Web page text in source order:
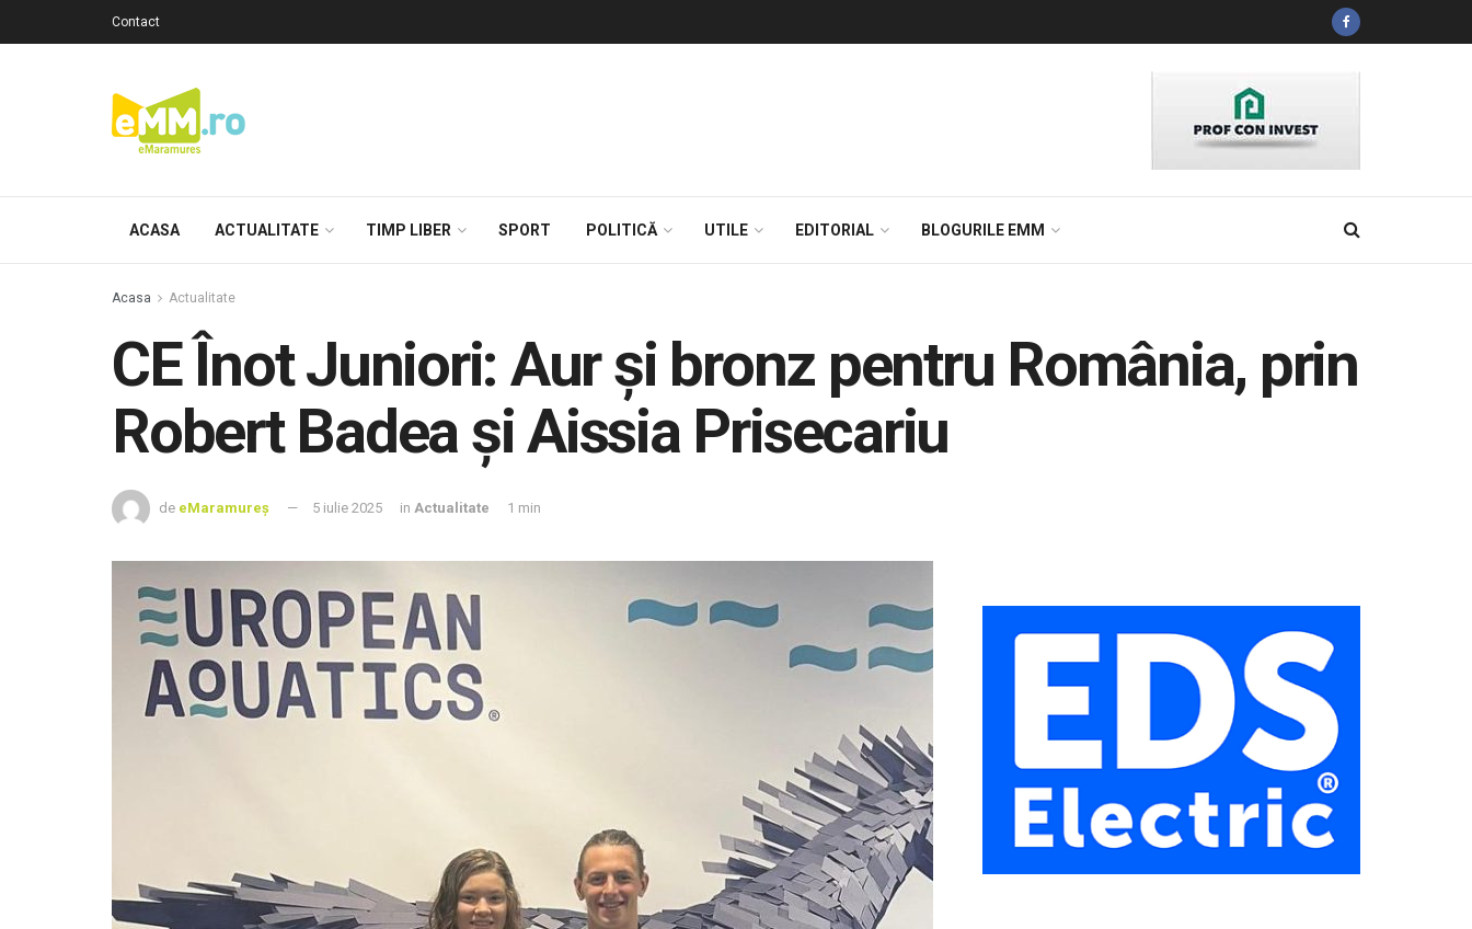
Contact
ACASA ACTUALITATE TIMP LIBER SPORT POLITICĂ UTILE EDITORIAL BLOGURILE EMM
Acasa Actualitate
CE Înot Juniori: Aur şi bronz pentru România, prin
Robert Badea şi Aissia Prisecariu
de eMaramureș 5 iulie 2025 in Actualitate 1 min